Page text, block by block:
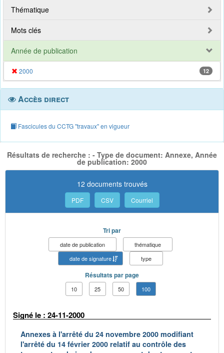
Thématique
Mots clés
Année de publication
2000 12
Accès direct
Fascicules du CCTG "travaux" en vigueur
Résultats de recherche : - Type de document: Annexe, Année
de publication: 2000
12 documents trouvés
PDF CSV Courriel
Tri par
date de publication
thématique
date de signature
type
Résultats par page
10 25 50 100
Signé le : 24-11-2000
Annexes à l'arrêté du 24 novembre 2000 modifiant
l'arrêté du 14 février 2000 relatif au contrôle des